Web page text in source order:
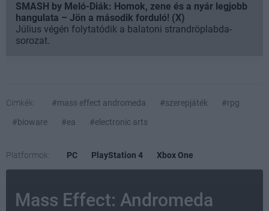
SMASH by Meló-Diák: Homok, zene és a nyár legjobb
hangulata – Jön a második forduló! (X)
Július végén folytatódik a balatoni strandröplabda-
sorozat.
Címkék: #mass effect andromeda #szerepjáték
#rpg
#bioware
#ea #electronic arts
Platformok: PC PlayStation 4 Xbox One
Mass Effect: Andromeda